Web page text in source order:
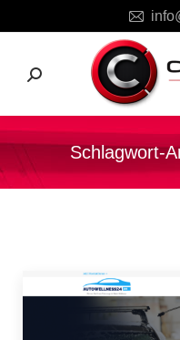
Search:
Schlagwort-